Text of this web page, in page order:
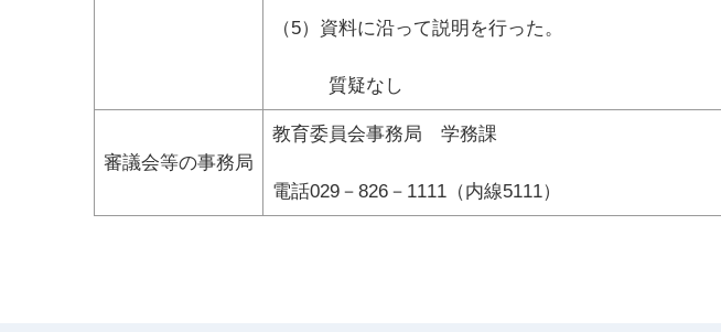
（5）資料に沿って説明を行った。
質疑なし
審議会等の事務局
教育委員会事務局 学務課
電話029－826－1111（内線5111）